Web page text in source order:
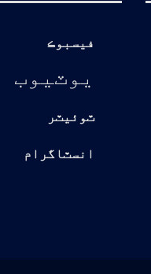
فيسبوڪ
يوٽيوب
ٽوئيٽر
انسٽاگرام